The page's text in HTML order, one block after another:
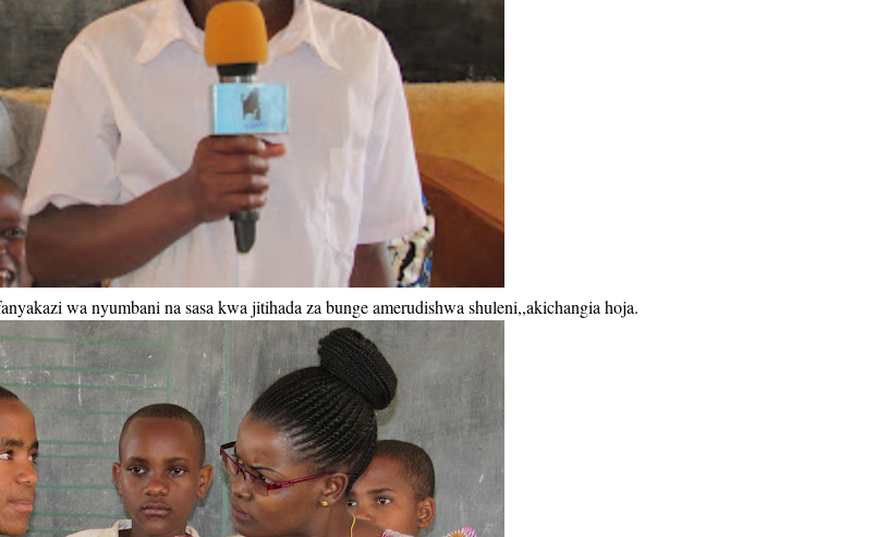
wa nyumbani na sasa kwa jitihada za bunge amerudishwa shuleni,,akichangia hoja.